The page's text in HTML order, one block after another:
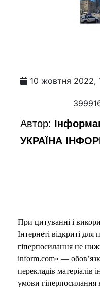
10 жовтня 2022,
Автор:
УКРАЇНА
При цитуванні і
Інтернеті відкриті
гіперпосилання не
inform.com» —
перекладів
умови гіперпосилання